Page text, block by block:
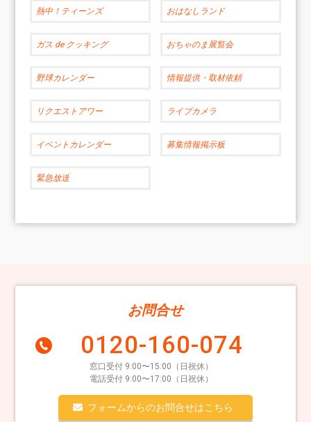
熱中！ティーンズ おはなしランド
ガス de クッキング おちゃのま展覧会
野球カレンダー 情報提供・取材依頼
リクエストアワー ライブカメラ
イベントカレンダー 募集情報掲示板
緊急放送
お問合せ
0120-160-074
窓口受付 9:00〜15:00（日祝休）
電話受付 9:00〜17:00（日祝休）
フォームからのお問合せはこちら